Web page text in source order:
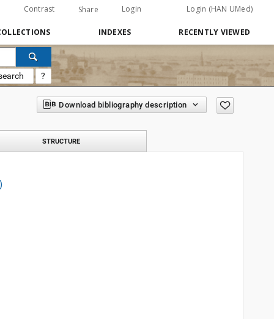
Contrast Share Login Login (HAN UMed)
INDEXES RECENTLY VIEWED
?
Download bibliography description
STRUCTURE